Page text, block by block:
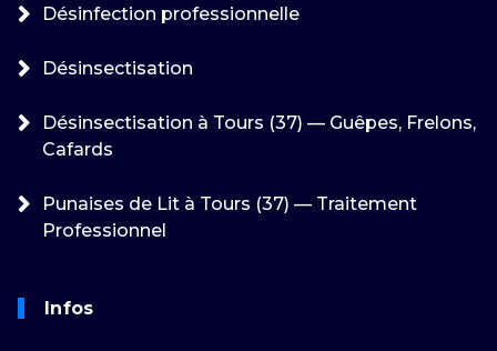
Désinfection professionnelle
Désinsectisation
Désinsectisation à Tours (37) — Guêpes, Frelons,
Cafards
Punaises de Lit à Tours (37) — Traitement
Professionnel
Infos